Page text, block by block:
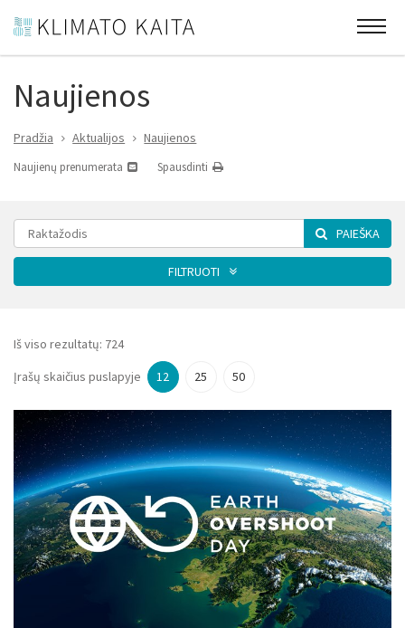
Naujienos
Pradžia Aktualijos Naujienos
Naujienų prenumerata Spausdinti
PAIEŠKA
FILTRUOTI
Kategorija
Filtruoti pagal
Metus
Periodą
Tikslinė grupė
Periodas
Iš viso rezultatų: 724
Įrašų skaičius puslapyje
12 25 50